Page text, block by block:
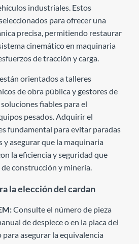
industriales. Estos
para ofrecer una
precisa, permitiendo restaurar
cinemático en maquinaria
de tracción y carga.
orientados a talleres
de obra pública y gestores de
fiables para el
pesados. Adquirir el
fundamental para evitar paradas
y asegurar que la maquinaria
la eficiencia y seguridad que
construcción y minería.
la elección del cardan
Consulte el número de pieza
de despiece o en la placa del
asegurar la equivalencia